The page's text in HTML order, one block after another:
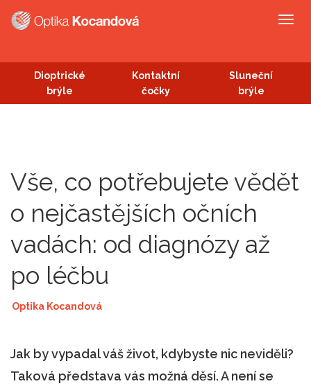
Dioptrické
brýle
Kontaktní
čočky
Sluneční
brýle
Vše, co potřebujete vědět
o nejčastějších očních
vadách: od diagnózy až
po léčbu
|Optika Kocandová
Jak by vypadal váš život, kdybyste nic neviděli?
Taková představa vás možná děsí. A není se